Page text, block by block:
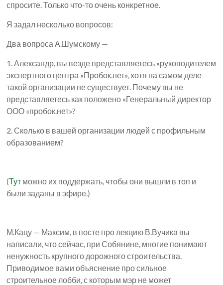
спросите. Только что-то очень конкретное.
Я задал несколько вопросов:
Два вопроса А.Шумскому —
1. Александр, вы везде представляетесь «руководителем
экспертного центра «Пробок.нет», хотя на самом деле
такой организации не существует. Почему вы не
представляетесь как положено «Генеральный директор
ООО «пробок.нет»?
2. Сколько в вашей организации людей с профильным
образованием?
(Тут можно их поддержать, чтобы они вышли в топ и
были заданы в эфире.)
М.Кацу — Максим, в посте про лекцию В.Вучика вы
написали, что сейчас, при Собянине, многие понимают
ненужность крупного дорожного строительства.
Приводимое вами объяснение про сильное
строительное лобби, с которым мэр не может